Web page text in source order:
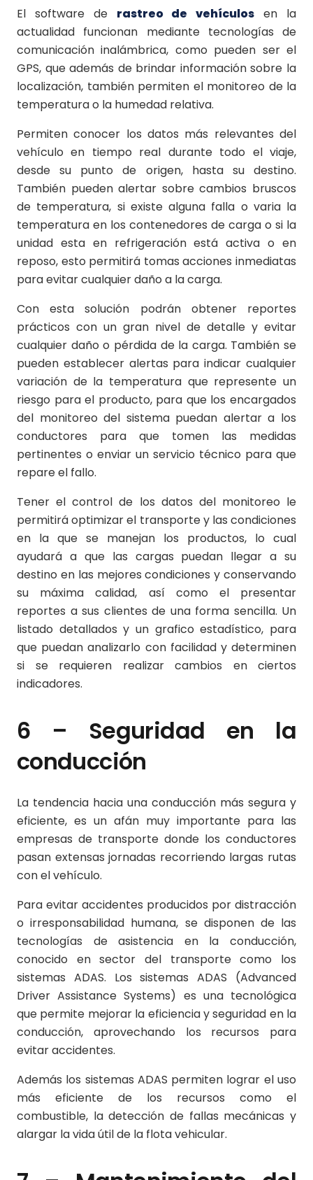
El software de rastreo de vehículos en la
actualidad funcionan mediante tecnologías de
comunicación inalámbrica, como pueden ser el
GPS, que además de brindar información sobre la
localización, también permiten el monitoreo de la
temperatura o la humedad relativa.
Permiten conocer los datos más relevantes del
vehículo en tiempo real durante todo el viaje,
desde su punto de origen, hasta su destino.
También pueden alertar sobre cambios bruscos
de temperatura, si existe alguna falla o varia la
temperatura en los contenedores de carga o si la
unidad esta en refrigeración está activa o en
reposo, esto permitirá tomas acciones inmediatas
para evitar cualquier daño a la carga.
Con esta solución podrán obtener reportes
prácticos con un gran nivel de detalle y evitar
cualquier daño o pérdida de la carga. También se
pueden establecer alertas para indicar cualquier
variación de la temperatura que represente un
riesgo para el producto, para que los encargados
del monitoreo del sistema puedan alertar a los
conductores para que tomen las medidas
pertinentes o enviar un servicio técnico para que
repare el fallo.
Tener el control de los datos del monitoreo le
permitirá optimizar el transporte y las condiciones
en la que se manejan los productos, lo cual
ayudará a que las cargas puedan llegar a su
destino en las mejores condiciones y conservando
su máxima calidad, así como el presentar
reportes a sus clientes de una forma sencilla. Un
listado detallados y un grafico estadístico, para
que puedan analizarlo con facilidad y determinen
si se requieren realizar cambios en ciertos
indicadores.
6 – Seguridad en la
conducción
La tendencia hacia una conducción más segura y
eficiente, es un afán muy importante para las
empresas de transporte donde los conductores
pasan extensas jornadas recorriendo largas rutas
con el vehículo.
Para evitar accidentes producidos por distracción
o irresponsabilidad humana, se disponen de las
tecnologías de asistencia en la conducción,
conocido en sector del transporte como los
sistemas ADAS. Los sistemas ADAS (Advanced
Driver Assistance Systems) es una tecnológica
que permite mejorar la eficiencia y seguridad en la
conducción, aprovechando los recursos para
evitar accidentes.
Además los sistemas ADAS permiten lograr el uso
más eficiente de los recursos como el
combustible, la detección de fallas mecánicas y
alargar la vida útil de la flota vehicular.